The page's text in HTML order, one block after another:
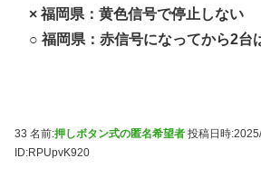
× 福岡県：黄色信号で停止しない
○ 福岡県：赤信号になってから2台
33 名前:押しボタン式の匿名希望者 投稿日時
ID:RPUpvK920